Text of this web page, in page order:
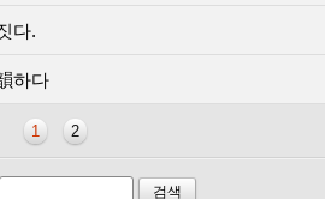
다.
하다
1 2
검색